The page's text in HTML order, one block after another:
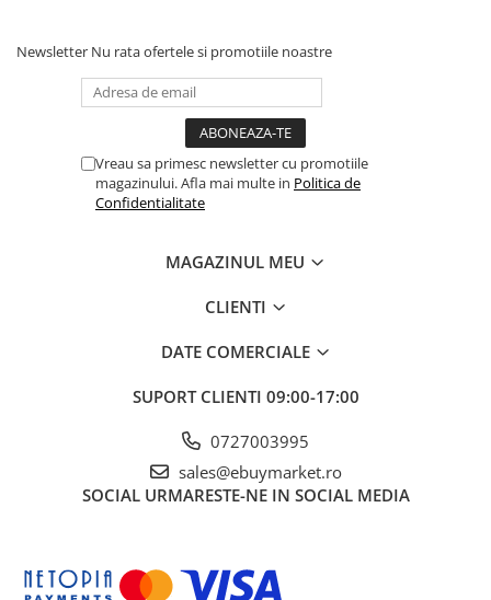
Caracteristicile produsului:
Material: plastic de înalta calitate, rezistent la umiditate și
Dimensiune: Aproximativ 24 cm lungime, 31.5 cm înalțime,
21.9 cm lațime
Etanșare: Cutii complet etanșe pentru a proteja împotriva
condiment pentru a evita amestecarea aromelor.
Practicitate: ușor de curațat și umplut
Newsletter Nu rata ofertele si promotiile noastre
Vreau sa primesc newsletter cu promotiile
magazinului. Afla mai multe in Politica de
Confidentialitate
MAGAZINUL MEU
CLIENTI
DATE COMERCIALE
SUPORT CLIENTI 09:00-17:00
0727003995
sales@ebuymarket.ro
SOCIAL URMARESTE-NE IN SOCIAL MEDIA